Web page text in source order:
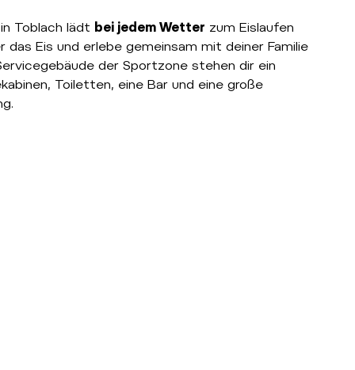
in Toblach lädt bei jedem Wetter zum Eislaufen
das Eis und erlebe gemeinsam mit deiner Familie
der Sportzone stehen dir ein
Toiletten, eine Bar und eine große